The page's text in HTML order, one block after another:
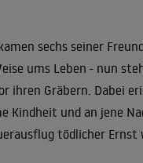
sechs seiner
ums Leben - nun
ihren Gräbern. Dabei
Kindheit und an jene
tödlicher Ernst